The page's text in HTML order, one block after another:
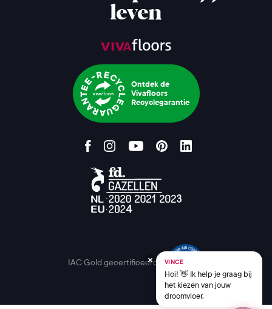
leven
Ontdek de
Vivafloors
Recyclegarantie
IAC Gold gecertificeerd VINCE
Hoi! 👋 Ik help je graag bij
het kiezen van jouw
droomvloer.